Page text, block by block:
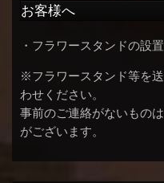
お客様へ
・フラワースタンドの設置
※フラワースタンド等を
わせください。
事前のご連絡がないもの
がございます。